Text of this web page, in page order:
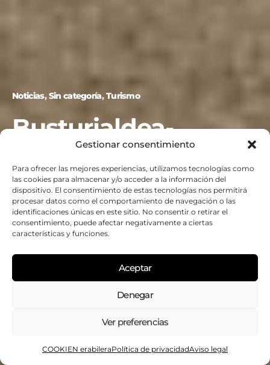
Gestionar consentimiento
Para ofrecer las mejores experiencias, utilizamos tecnologías como
las cookies para almacenar y/o acceder a la información del
dispositivo. El consentimiento de estas tecnologías nos permitirá
procesar datos como el comportamiento de navegación o las
identificaciones únicas en este sitio. No consentir o retirar el
consentimiento, puede afectar negativamente a ciertas
características y funciones.
Aceptar
Denegar
Ver preferencias
COOKIEN erabileraPolítica de privacidadAviso legal
Noticias Sin categoría Turismo
Busturialdea-
Urdaibai celebra el
IV Foro Permanente
de Turismo
Sostenible con la
adhesión de 31
nuevas empresas a
la Carta Europea de
Turismo Sostenible